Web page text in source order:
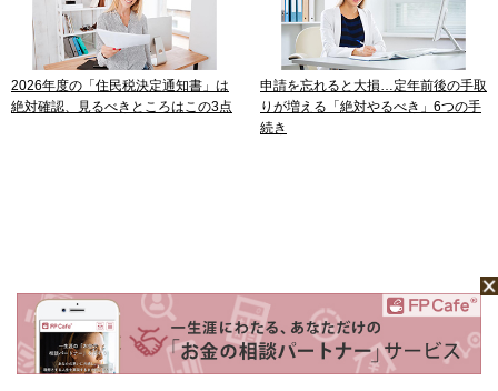
2026年度の「住民税決定通知書」は
絶対確認、見るべきところはこの3点
申請を忘れると大損…定年前後の手取
りが増える「絶対やるべき」6つの手
続き